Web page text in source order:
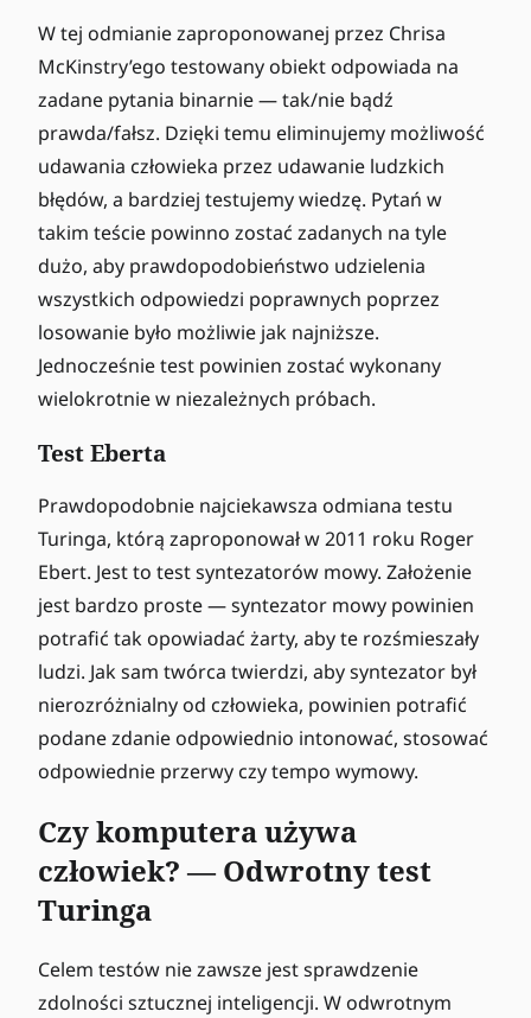
W tej odmianie zaproponowanej przez Chrisa
McKinstry’ego testowany obiekt odpowiada na
zadane pytania binarnie — tak/nie bądź
prawda/fałsz. Dzięki temu eliminujemy możliwość
udawania człowieka przez udawanie ludzkich
błędów, a bardziej testujemy wiedzę. Pytań w
takim teście powinno zostać zadanych na tyle
dużo, aby prawdopodobieństwo udzielenia
wszystkich odpowiedzi poprawnych poprzez
losowanie było możliwie jak najniższe.
Jednocześnie test powinien zostać wykonany
wielokrotnie w niezależnych próbach.
Test Eberta
Prawdopodobnie najciekawsza odmiana testu
Turinga, którą zaproponował w 2011 roku Roger
Ebert. Jest to test syntezatorów mowy. Założenie
jest bardzo proste — syntezator mowy powinien
potrafić tak opowiadać żarty, aby te rozśmieszały
ludzi. Jak sam twórca twierdzi, aby syntezator był
nierozróżnialny od człowieka, powinien potrafić
podane zdanie odpowiednio intonować, stosować
odpowiednie przerwy czy tempo wymowy.
Czy komputera używa
człowiek? — Odwrotny test
Turinga
Celem testów nie zawsze jest sprawdzenie
zdolności sztucznej inteligencji. W odwrotnym